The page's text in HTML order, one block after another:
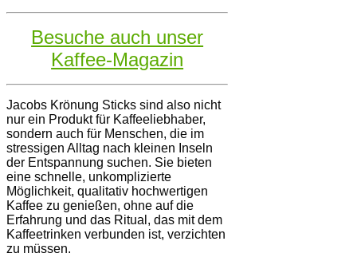
Besuche auch unser
Kaffee-Magazin
Jacobs Krönung Sticks sind also nicht
nur ein Produkt für Kaffeeliebhaber,
sondern auch für Menschen, die im
stressigen Alltag nach kleinen Inseln
der Entspannung suchen. Sie bieten
eine schnelle, unkomplizierte
Möglichkeit, qualitativ hochwertigen
Kaffee zu genießen, ohne auf die
Erfahrung und das Ritual, das mit dem
Kaffeetrinken verbunden ist, verzichten
zu müssen.